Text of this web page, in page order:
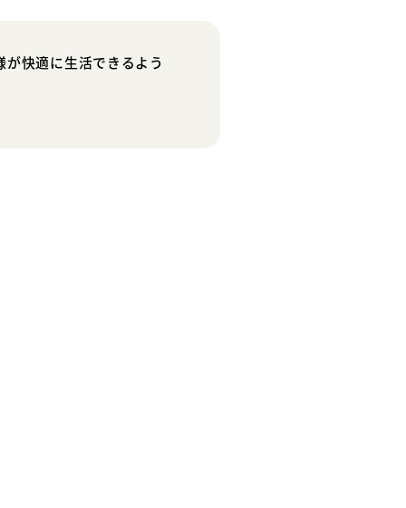
快適に生活できるよう